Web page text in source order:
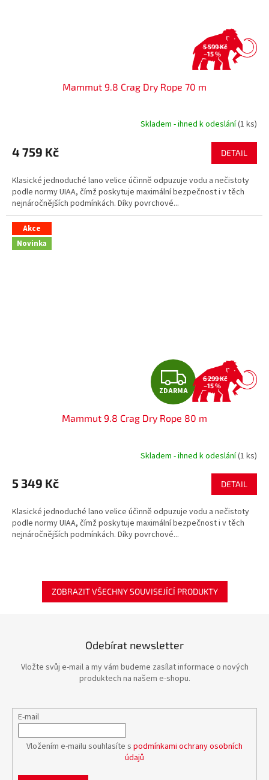
5 599 Kč
–15 %
Mammut 9.8 Crag Dry Rope 70 m
Skladem - ihned k odeslání(1 ks)
4 759 Kč DETAIL
Klasické jednoduché lano velice účinně odpuzuje vodu a nečistoty
podle normy UIAA, čímž poskytuje maximální bezpečnost i v těch
nejnáročnějších podmínkách. Díky povrchové...
Akce
Novinka
Z
D
A
R
A
ZDARMA
6 299 Kč
–15 %
Mammut 9.8 Crag Dry Rope 80 m
Skladem - ihned k odeslání(1 ks)
5 349 Kč DETAIL
Klasické jednoduché lano velice účinně odpuzuje vodu a nečistoty
podle normy UIAA, čímž poskytuje maximální bezpečnost i v těch
nejnáročnějších podmínkách. Díky povrchové...
ZOBRAZIT VŠECHNY SOUVISEJÍCÍ PRODUKTY
Odebírat newsletter
Vložte svůj e-mail a my vám budeme zasílat informace o nových
produktech na našem e-shopu.
E-mail
Vložením e-mailu souhlasíte s podmínkami ochrany osobních
údajů